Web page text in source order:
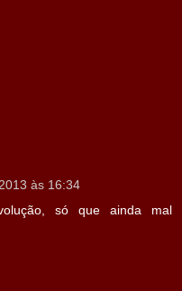
às 16:34
só que ainda mal